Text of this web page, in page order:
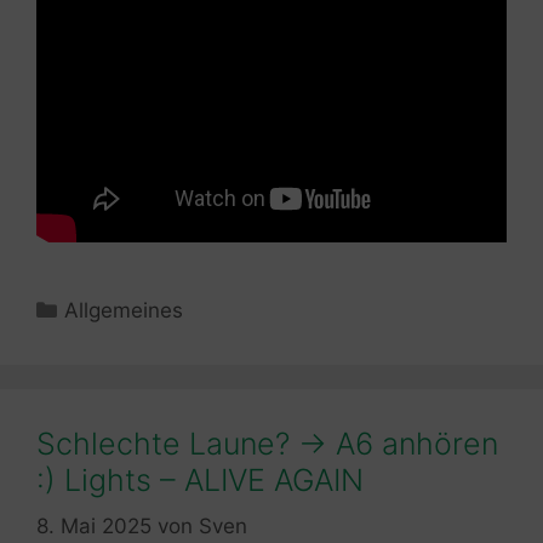
Kategorien
Allgemeines
Schlechte Laune? -> A6 anhören
:) Lights – ALIVE AGAIN
8. Mai 2025 von Sven